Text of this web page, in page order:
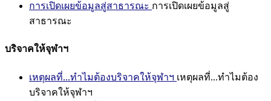
การเปิดเผยข้อมูลสู่สาธารณะ การเปิดเผยข้อมูลสู่
สาธารณะ
บริจาคให้จุฬาฯ
เหตุผลที่...ทำไมต้องบริจาคให้จุฬาฯ เหตุผลที่...ทำไมต้อง
บริจาคให้จุฬาฯ